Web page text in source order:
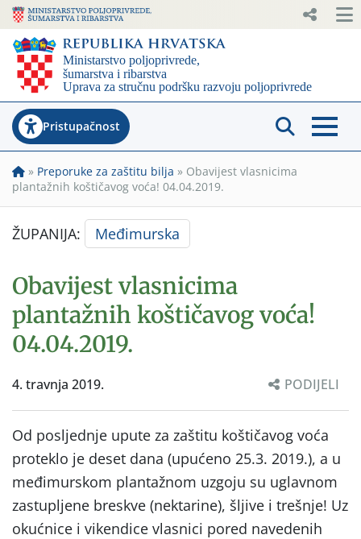
Pristupačnost
» Preporuke za zaštitu bilja » Obavijest vlasnicima
plantažnih koštičavog voća! 04.04.2019.
ŽUPANIJA: Međimurska
Obavijest vlasnicima
plantažnih koštičavog voća!
04.04.2019.
4. travnja 2019. PODIJELI
Od posljednje upute za zaštitu koštičavog voća
proteklo je deset dana (upućeno 25.3. 2019.), a u
međimurskom plantažnom uzgoju su uglavnom
zastupljene breskve (nektarine), šljive i trešnje! Uz
okućnice i vikendice vlasnici pored navedenih